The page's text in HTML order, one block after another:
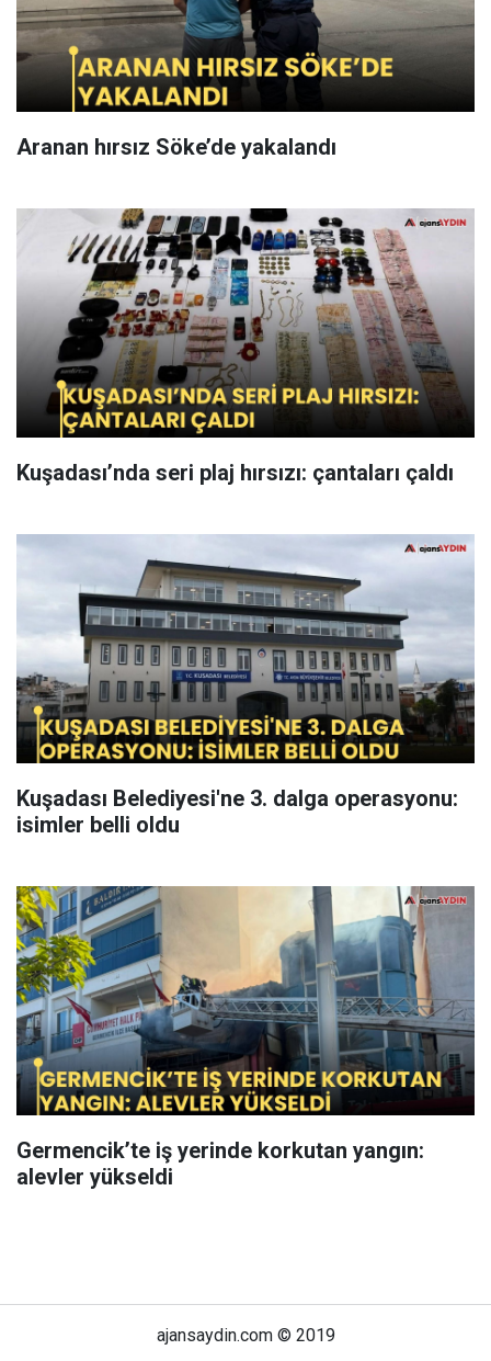
Aranan hırsız Söke’de yakalandı
Kuşadası’nda seri plaj hırsızı: çantaları çaldı
Kuşadası Belediyesi'ne 3. dalga operasyonu:
isimler belli oldu
Germencik’te iş yerinde korkutan yangın:
alevler yükseldi
ajansaydin.com © 2019